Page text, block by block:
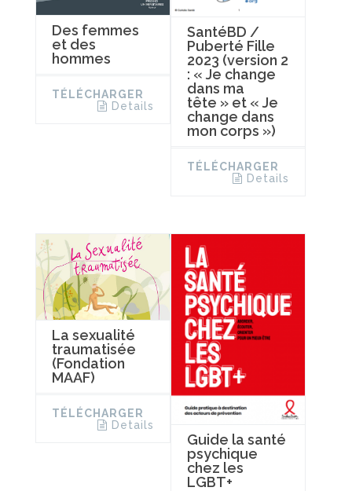
Des femmes
et des
hommes
TÉLÉCHARGER
Details
SantéBD /
Puberté Fille
2023 (version 2
: « Je change
dans ma
tête » et « Je
change dans
mon corps »)
TÉLÉCHARGER
Details
La sexualité
traumatisée
(Fondation
MAAF)
TÉLÉCHARGER
Details
Guide la santé
psychique
chez les
LGBT+